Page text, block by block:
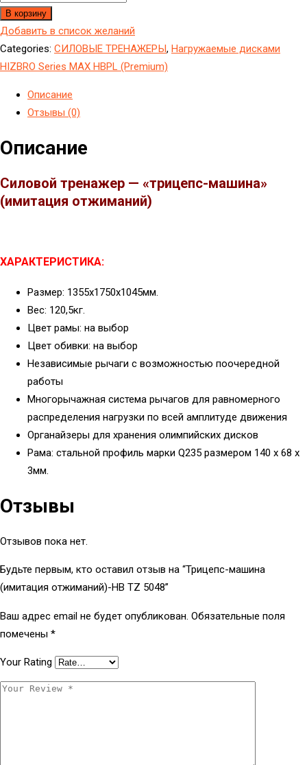
В корзину
Добавить в список желаний
Categories: CИЛОВЫЕ ТРЕНАЖЕРЫ, Нагружаемые дисками
HIZBRO Series MAX HBPL (Premium)
Описание
Отзывы (0)
Описание
Силовой тренажер — «трицепс-машина»
(имитация отжиманий)
ХАРАКТЕРИСТИКА:
Размер: 1355x1750x1045мм.
Вес: 120,5кг.
Цвет рамы: на выбор
Цвет обивки: на выбор
Независимые рычаги с возможностью поочередной
работы
Многорычажная система рычагов для равномерного
распределения нагрузки по всей амплитуде движения
Органайзеры для хранения олимпийских дисков
Рама: стальной профиль марки Q235 размером 140 х 68 х
3мм.
Отзывы
Отзывов пока нет.
Будьте первым, кто оставил отзыв на “Трицепс-машина
(имитация отжиманий)-HB TZ 5048”
Ваш адрес email не будет опубликован. Обязательные поля
помечены *
Your Rating